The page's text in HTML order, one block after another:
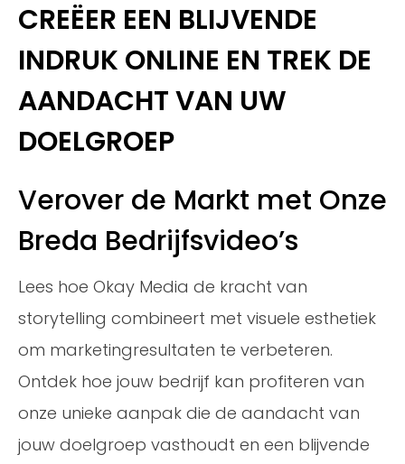
CREËER EEN BLIJVENDE
INDRUK ONLINE EN TREK DE
AANDACHT VAN UW
DOELGROEP
Verover de Markt met Onze
Breda Bedrijfsvideo’s
Lees hoe Okay Media de kracht van
storytelling combineert met visuele esthetiek
om marketingresultaten te verbeteren.
Ontdek hoe jouw bedrijf kan profiteren van
onze unieke aanpak die de aandacht van
jouw doelgroep vasthoudt en een blijvende